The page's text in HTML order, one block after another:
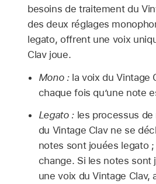
besoins de traitement du
des deux réglages
legato, offrent une voix
Clav joue.
Mono :la voix du Vintage
chaque fois qu’une note
Legato :les processus de
du Vintage Clav ne se
notes sont jouées legato
change. Si les notes sont
une voix du Vintage Clav,